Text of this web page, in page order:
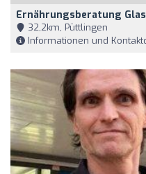
Ernährungsberatung Glas
32,2km, Püttlingen
Informationen und